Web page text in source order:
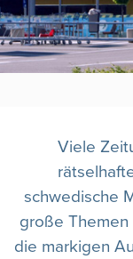
Viele
schwedische
große
die markigen